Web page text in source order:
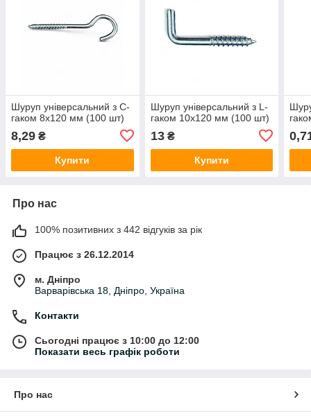
Шуруп універсальний з C-
гаком 8х120 мм (100 шт)
8,29 ₴
Купити
Шуруп універсальний з L-
гаком 10х120 мм (100 шт)
13₴
Купити
Про нас
100% позитивних з 442 відгуків за рік
Працює з 26.12.2014
м. Дніпро
Варварівська 18, Дніпро, Україна
Контакти
Сьогодні працює з 10:00 до 12:00
Показати весь графік роботи
Про нас